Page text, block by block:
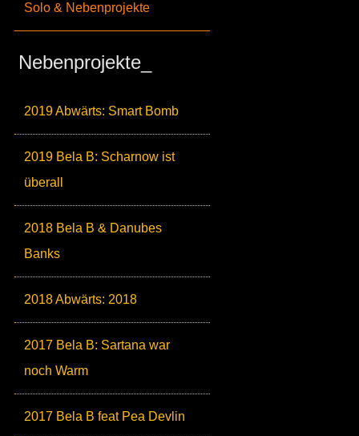
Solo & Nebenprojekte
Nebenprojekte_
2019 Abwärts: Smart Bomb
2019 Bela B: Scharnow ist
überall
2018 Bela B & Danubes
Banks
2018 Abwärts: 2018
2017 Bela B: Sartana war
noch Warm
2017 Bela B feat Pea Devlin